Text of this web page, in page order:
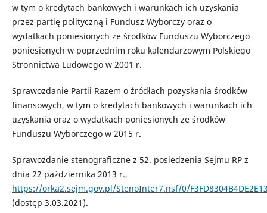
w tym o kredytach bankowych i warunkach ich uzyskania
przez partię polityczną i Fundusz Wyborczy oraz o
wydatkach poniesionych ze środków Funduszu Wyborczego
poniesionych w poprzednim roku kalendarzowym Polskiego
Stronnictwa Ludowego w 2001 r.
Sprawozdanie Partii Razem o źródłach pozyskania środków
finansowych, w tym o kredytach bankowych i warunkach ich
uzyskania oraz o wydatkach poniesionych ze środków
Funduszu Wyborczego w 2015 r.
Sprawozdanie stenograficzne z 52. posiedzenia Sejmu RP z
dnia 22 października 2013 r.,
https://orka2.sejm.gov.pl/StenoInter7.nsf/0/
(dostęp 3.03.2021).